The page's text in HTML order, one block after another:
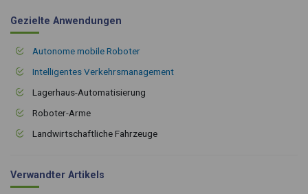
Gezielte Anwendungen
Autonome mobile Roboter
Intelligentes Verkehrsmanagement
Lagerhaus-Automatisierung
Roboter-Arme
Landwirtschaftliche Fahrzeuge
Verwandter Artikels